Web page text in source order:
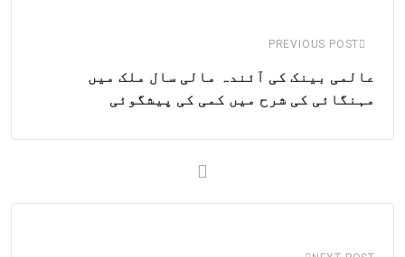
PREVIOUS POST
عالمی بینک کی آئندہ مالی سال ملک میں
مہنگائی کی شرح میں کمی کی پیشگوئی